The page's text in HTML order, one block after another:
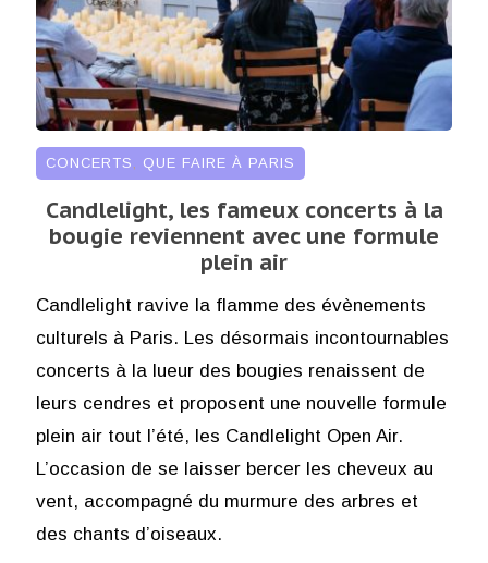
CONCERTS QUE FAIRE À PARIS
Candlelight, les fameux concerts à la
bougie reviennent avec une formule
plein air
Candlelight ravive la flamme des évènements
culturels à Paris. Les désormais incontournables
concerts à la lueur des bougies renaissent de
leurs cendres et proposent une nouvelle formule
plein air tout l’été, les Candlelight Open Air.
L’occasion de se laisser bercer les cheveux au
vent, accompagné du murmure des arbres et
des chants d’oiseaux.